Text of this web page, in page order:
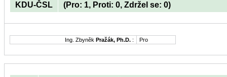
KDU-ČSL (Pro: 1, Proti: 0, Zdržel se: 0)
Ing. Zbyněk Pražák, Ph.D. : Pro